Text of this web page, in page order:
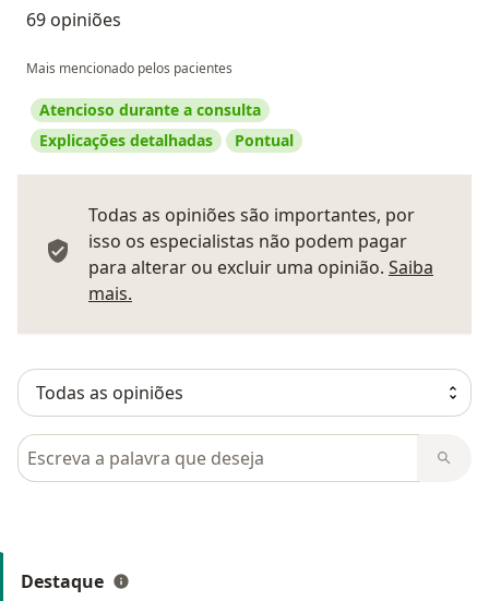
69 opiniões
Mais mencionado pelos pacientes
Atencioso durante a consulta
Explicações detalhadas
Pontual
Todas as opiniões são importantes, por
isso os especialistas não podem pagar
para alterar ou excluir uma opinião. Saiba
mais.
Pesquisar em opiniões
Destaque